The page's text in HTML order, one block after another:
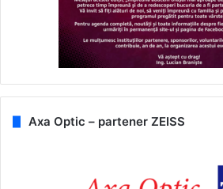
Axa Optic – partener ZEISS